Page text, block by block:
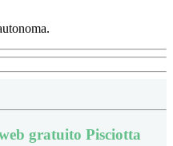
gratuito Pisciotta